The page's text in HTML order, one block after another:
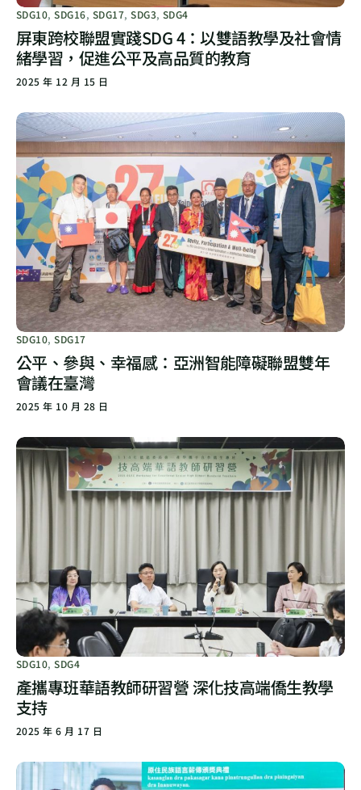
SDG10,SDG16, SDG17,SDG3,SDG4
屏東跨校聯盟實踐SDG 4：以雙語教學及社會情
緒學習，促進公平及高品質的教育
2025 年 12 月 15 日
SDG10,SDG17
公平、參與、幸福感：亞洲智能障礙聯盟雙年
會議在臺灣
2025 年 10 月 28 日
SDG10,SDG4
產攜專班華語教師研習營 深化技高端僑生教學
支持
2025 年 6 月 17 日